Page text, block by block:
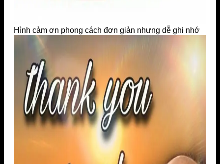
Hình cảm ơn phong cách đơn giản nhưng dễ ghi nhớ